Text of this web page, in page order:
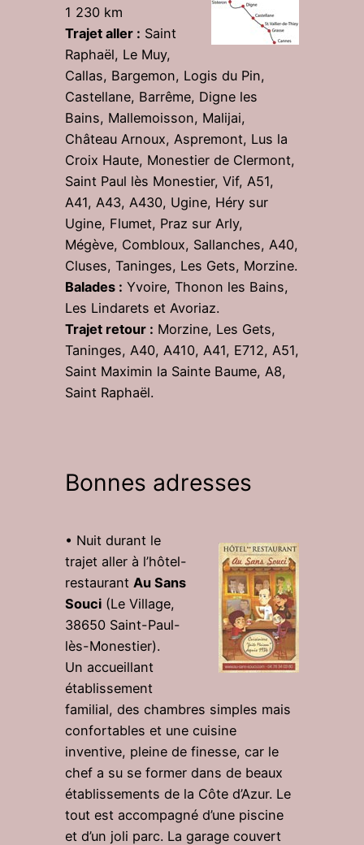
1 230 km
Trajet aller : Saint
Raphaël, Le Muy,
Callas, Bargemon, Logis du Pin,
Castellane, Barrême, Digne les
Bains, Mallemoisson, Malijai,
Château Arnoux, Aspremont, Lus la
Croix Haute, Monestier de Clermont,
Saint Paul lès Monestier, Vif, A51,
A41, A43, A430, Ugine, Héry sur
Ugine, Flumet, Praz sur Arly,
Mégève, Combloux, Sallanches, A40,
Cluses, Taninges, Les Gets, Morzine.
Balades : Yvoire, Thonon les Bains,
Les Lindarets et Avoriaz.
Trajet retour : Morzine, Les Gets,
Taninges, A40, A410, A41, E712, A51,
Saint Maximin la Sainte Baume, A8,
Saint Raphaël.
Bonnes adresses
• Nuit durant le
trajet aller à l’hôtel-
restaurant Au Sans
Souci (Le Village,
38650 Saint-Paul-
lès-Monestier).
Un accueillant
établissement
familial, des chambres simples mais
confortables et une cuisine
inventive, pleine de finesse, car le
chef a su se former dans de beaux
établissements de la Côte d’Azur. Le
tout est accompagné d’une piscine
et d’un joli parc. La garage couvert